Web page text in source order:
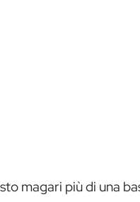
magari più di una